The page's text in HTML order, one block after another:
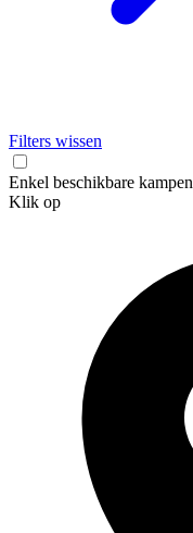
Filters wissen
Enkel beschikbare kampen
Klik op